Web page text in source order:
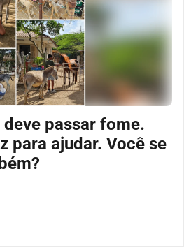
passar fome.
para ajudar. Você se